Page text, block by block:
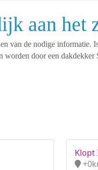
aan het
van de nodige informatie.
worden door een dakdekker
Klopt